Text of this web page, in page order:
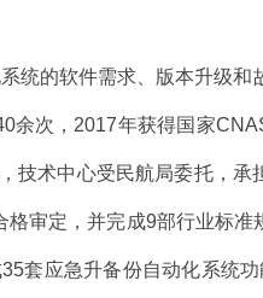
统的软件需求、版本升级和
余次，2017年获得国家
技术中心受民航局委托，承
审定，并完成9部行业标
套应急升备份自动化系统